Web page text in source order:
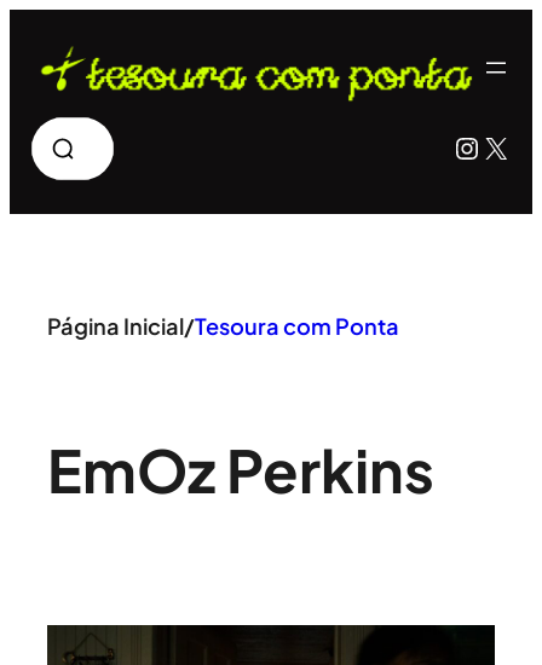
para
conteúdo
Pesquisar X
Página Inicial/Tesoura com Ponta
EmOz Perkins